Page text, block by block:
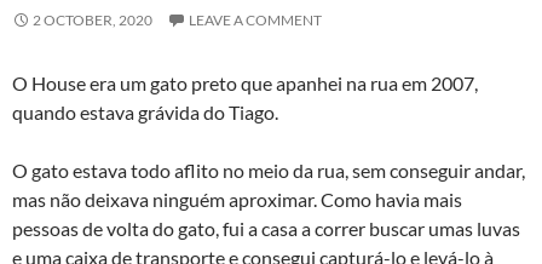
2 OCTOBER, 2020 LEAVE A COMMENT
O House era um gato preto que apanhei na rua em 2007,
quando estava grávida do Tiago.
O gato estava todo aflito no meio da rua, sem conseguir andar,
mas não deixava ninguém aproximar. Como havia mais
pessoas de volta do gato, fui a casa a correr buscar umas luvas
e uma caixa de transporte e consegui capturá-lo e levá-lo à